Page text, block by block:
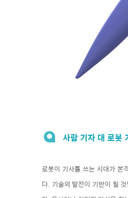
사람 기자 대 로봇
로봇이 기사를 쓰는 시대가 본
다. 기술의 발전이 기반이 될